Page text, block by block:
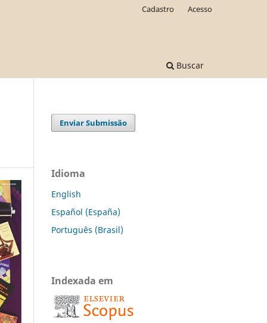
Buscar
Cadastro Acesso
Enviar Submissão
Idioma
English
Español (España)
Português (Brasil)
Indexada em